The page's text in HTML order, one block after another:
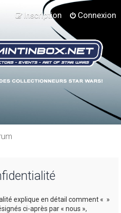
Connexion
Inscription
explique en détail comment « »
ci-après par « nous »,